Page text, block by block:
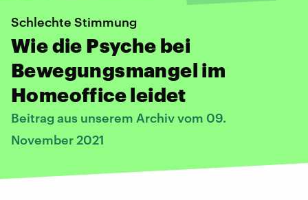
Schlechte Stimmung
Wie die Psyche bei
Bewegungsmangel im
Homeoffice leidet
Beitrag aus unserem Archiv vom 09.
November 2021